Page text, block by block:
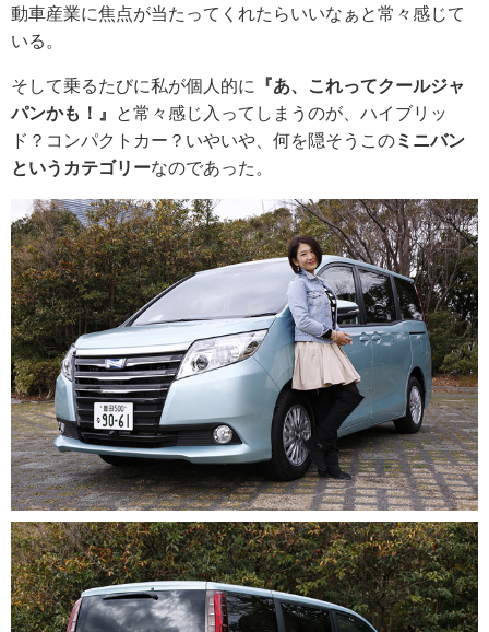
動車産業に焦点が当たってくれたらいいなぁと常々感じて
いる。
そして乗るたびに私が個人的に 『あ、これってクールジャ
パンかも！』 と常々感じ入ってしまうのが、ハイブリッ
ド？コンパクトカー？いやいや、何を隠そうこのミニバン
というカテゴリーなのであった。